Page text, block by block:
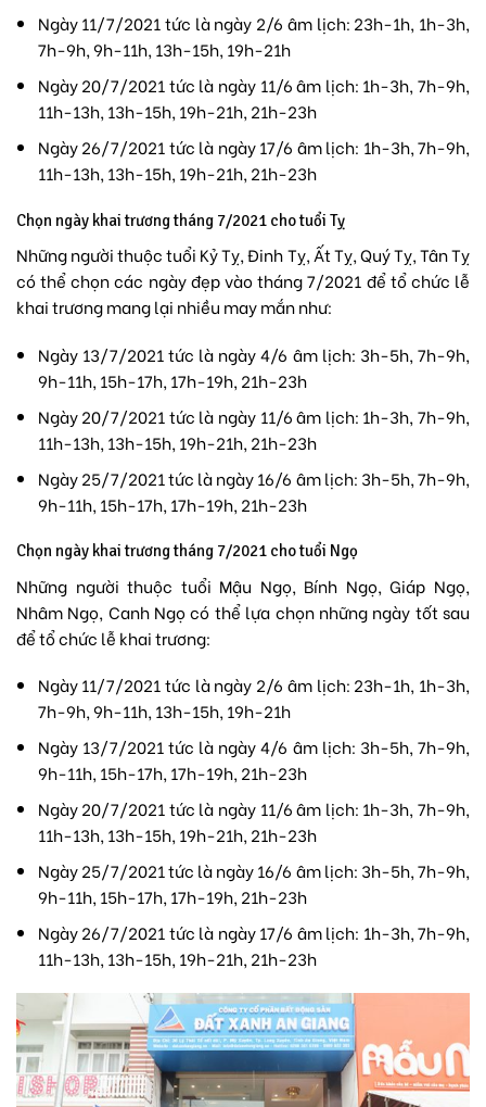
Ngày 11/7/2021 tức là ngày 2/6 âm lịch: 23h-1h, 1h-3h,
7h-9h, 9h-11h, 13h-15h, 19h-21h
Ngày 20/7/2021 tức là ngày 11/6 âm lịch: 1h-3h, 7h-9h,
11h-13h, 13h-15h, 19h-21h, 21h-23h
Ngày 26/7/2021 tức là ngày 17/6 âm lịch: 1h-3h, 7h-9h,
11h-13h, 13h-15h, 19h-21h, 21h-23h
Chọn ngày khai trương tháng 7/2021 cho tuổi Tỵ
Những người thuộc tuổi Kỷ Tỵ, Đinh Tỵ, Ất Tỵ, Quý Tỵ, Tân Tỵ
có thể chọn các ngày đẹp vào tháng 7/2021 để tổ chức lễ
khai trương mang lại nhiều may mắn như:
Ngày 13/7/2021 tức là ngày 4/6 âm lịch: 3h-5h, 7h-9h,
9h-11h, 15h-17h, 17h-19h, 21h-23h
Ngày 20/7/2021 tức là ngày 11/6 âm lịch: 1h-3h, 7h-9h,
11h-13h, 13h-15h, 19h-21h, 21h-23h
Ngày 25/7/2021 tức là ngày 16/6 âm lịch: 3h-5h, 7h-9h,
9h-11h, 15h-17h, 17h-19h, 21h-23h
Chọn ngày khai trương tháng 7/2021 cho tuổi Ngọ
Những người thuộc tuổi Mậu Ngọ, Bính Ngọ, Giáp Ngọ,
Nhâm Ngọ, Canh Ngọ có thể lựa chọn những ngày tốt sau
để tổ chức lễ khai trương:
Ngày 11/7/2021 tức là ngày 2/6 âm lịch: 23h-1h, 1h-3h,
7h-9h, 9h-11h, 13h-15h, 19h-21h
Ngày 13/7/2021 tức là ngày 4/6 âm lịch: 3h-5h, 7h-9h,
9h-11h, 15h-17h, 17h-19h, 21h-23h
Ngày 20/7/2021 tức là ngày 11/6 âm lịch: 1h-3h, 7h-9h,
11h-13h, 13h-15h, 19h-21h, 21h-23h
Ngày 25/7/2021 tức là ngày 16/6 âm lịch: 3h-5h, 7h-9h,
9h-11h, 15h-17h, 17h-19h, 21h-23h
Ngày 26/7/2021 tức là ngày 17/6 âm lịch: 1h-3h, 7h-9h,
11h-13h, 13h-15h, 19h-21h, 21h-23h